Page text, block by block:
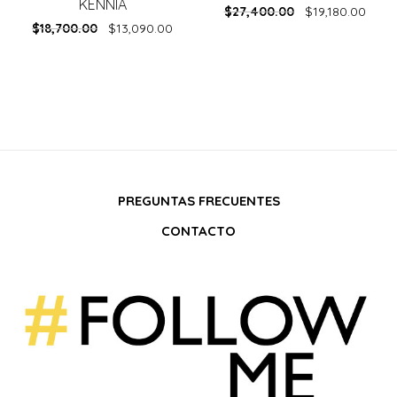
KENNIA
$18,700.00 $13,090.00
$27,400.00 $19,180.00
PREGUNTAS FRECUENTES
CONTACTO